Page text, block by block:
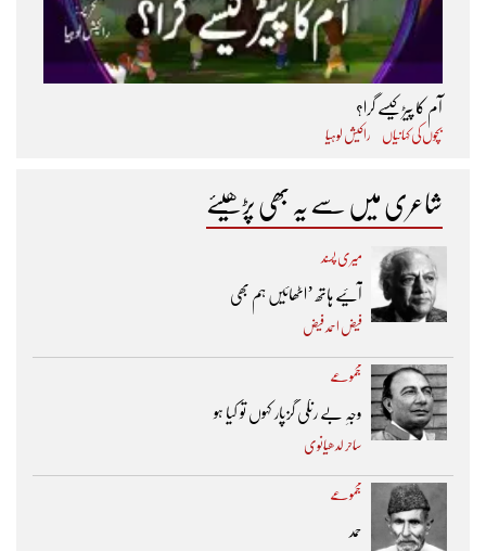
آم کا پیڑ کیسے گرا؟
بچوں کی کہانیاں راکیش لوہیا
شاعری میں سے یہ بھی پڑھیئے
میری پسند
آئیے ہاتھ ’اٹھائیں ہم بھی
فیض احمد فیض
مجموعے
وجہِ بے رنگی گزپار کہوں تو کیا ہو
ساحر لدھیانوی
مجموعے
حمد